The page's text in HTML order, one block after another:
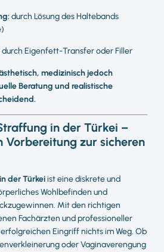
durch Lösung des Haltebands
durch Eigenfett-Transfer oder Filler
medizinisch jedoch
Beratung und realistische
in der Türkei –
zur sicheren
der Türkeiist eine diskrete und
Wohlbefinden und
Mit den richtigen
Fachärzten und professioneller
Eingriff nichts im Weg. Ob
oder Vaginaverengung